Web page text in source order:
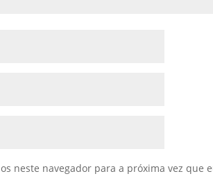
neste navegador para a próxima vez que